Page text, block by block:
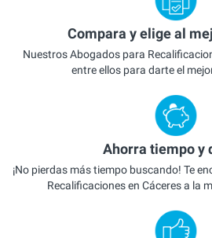
Compara y elige al
Nuestros Abogados para
entre ellos para darte el
Ahorra tiempo y
¡No pierdas más tiempo buscando! Te
Recalificaciones en Cáceres a la